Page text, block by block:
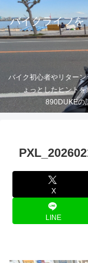
バイクライフを
バイク初心者やリター
ょっとしたヒント
890DUKEの
X
LINE